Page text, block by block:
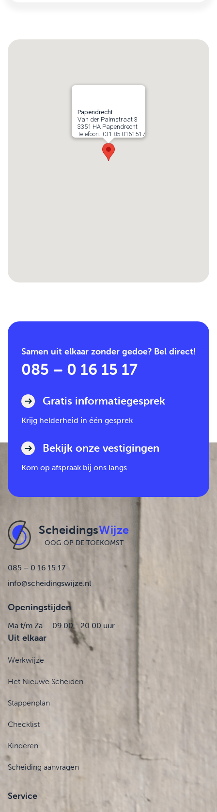
Papendrecht
Van der Palmstraat 3
3351 HA Papendrecht
Telefoon: +31 85 0161517
Samen uit elkaar zonder gedoe? Bel direct!
085 – 0 16 15 17
Gratis informatiegesprek
Krijg helderheid in één gesprek
Bekijk onze vestigingen
Kom op afspraak bij ons langs
ScheidingsWijze
OOG OP DE TOEKOMST
085 – 0 16 15 17
info@scheidingswijze.nl
Openingstijden
Ma t/m Za 09.00 - 20.00 uur
Uit elkaar
Werkwijze
Het Nieuwe Scheiden
Stappenplan
Checklist
Kinderen
Scheiding aanvragen
Service